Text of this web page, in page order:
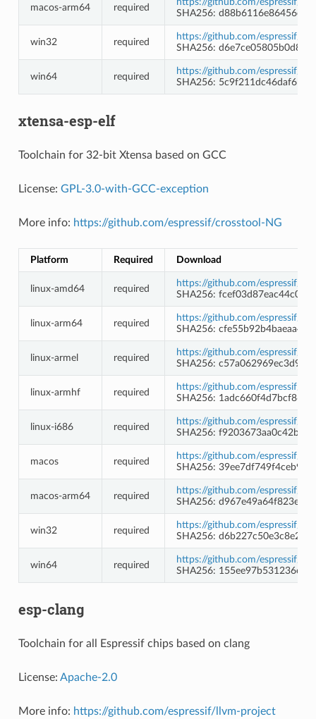
macos-arm64 required
SHA256:
win32 required
https://github.com/espressif/
SHA256:
win64 required
https://github.com/espressif/
SHA256:
xtensa-esp-elf
Toolchain for 32-bit Xtensa based on GCC
License: GPL-3.0-with-GCC-exception
More info: https://github.com/espressif/crosstool-NG
Platform Required Download
linux-amd64 required
https://github.com/espressif/
SHA256:
linux-arm64 required
https://github.com/espressif/
SHA256:
linux-armel required
https://github.com/espressif/
SHA256:
linux-armhf required
https://github.com/espressif/
SHA256:
linux-i686 required
https://github.com/espressif/
SHA256:
macos required
https://github.com/espressif/
SHA256:
macos-arm64 required
https://github.com/espressif/
SHA256:
win32 required
https://github.com/espressif/
SHA256:
win64 required
https://github.com/espressif/
SHA256:
esp-clang
Toolchain for all Espressif chips based on clang
License: Apache-2.0
More info: https://github.com/espressif/llvm-project